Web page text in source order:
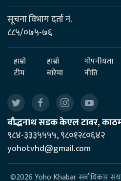
सूचना विभाग दर्ता नं.
८८५/०७५-७६
हाम्रो
टीम
हाम्रो
बारेमा
गोपनीयता
नीति
बौद्धनाथ सडक केएल टावर,
९८४-३३३५५५५, ९८०१२८०६४२
yohotvhd@gmail.com
©2026 Yoho Khabar सर्वाधिकार